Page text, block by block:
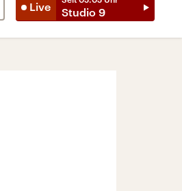
Live Studio 9